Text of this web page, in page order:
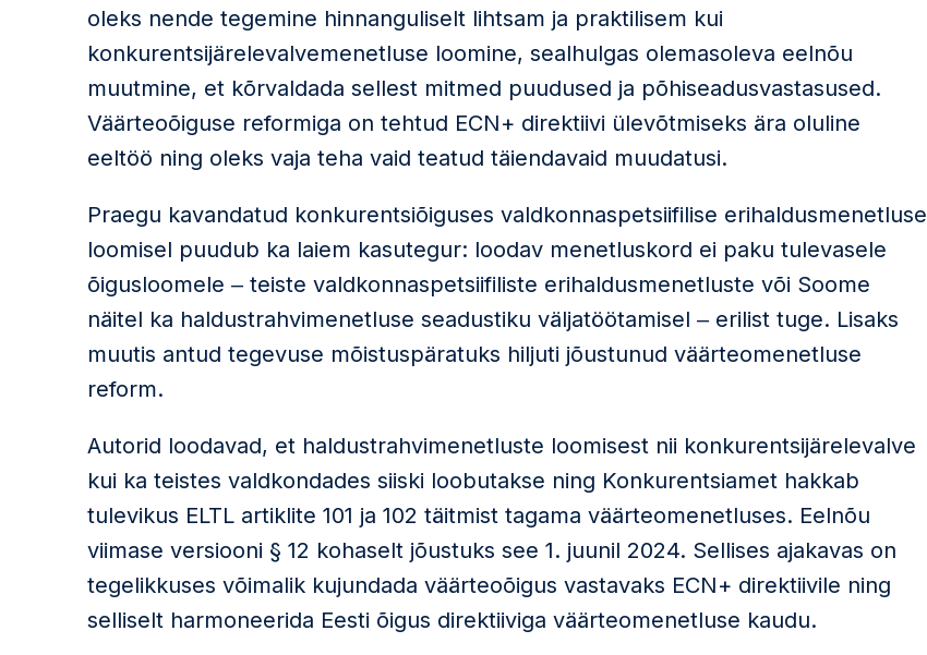
oleks nende tegemine hinnanguliselt lihtsam ja praktilisem kui
konkurentsijärelevalvemenetluse loomine, sealhulgas olemasoleva eelnõu
muutmine, et kõrvaldada sellest mitmed puudused ja põhiseadusvastasused.
Väärteoõiguse reformiga on tehtud ECN+ direktiivi ülevõtmiseks ära oluline
eeltöö ning oleks vaja teha vaid teatud täiendavaid muudatusi.
Praegu kavandatud konkurentsiõiguses valdkonnaspetsiifilise erihaldusmenetluse
loomisel puudub ka laiem kasutegur: loodav menetluskord ei paku tulevasele
õigusloomele ‒ teiste valdkonnaspetsiifiliste erihaldusmenetluste või Soome
näitel ka haldustrahvimenetluse seadustiku väljatöötamisel ‒ erilist tuge. Lisaks
muutis antud tegevuse mõistuspäratuks hiljuti jõustunud väärteomenetluse
reform.
Autorid loodavad, et haldustrahvimenetluste loomisest nii konkurentsijärelevalve
kui ka teistes valdkondades siiski loobutakse ning Konkurentsiamet hakkab
tulevikus ELTL artiklite 101 ja 102 täitmist tagama väärteomenetluses. Eelnõu
viimase versiooni § 12 kohaselt jõustuks see 1. juunil 2024. Sellises ajakavas on
tegelikkuses võimalik kujundada väärteoõigus vastavaks ECN+ direktiivile ning
selliselt harmoneerida Eesti õigus direktiiviga väärteomenetluse kaudu.